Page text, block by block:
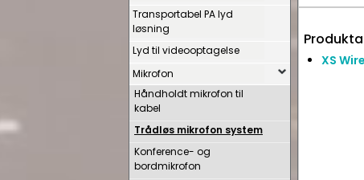
Transportabel PA lyd
løsning
Lyd til videooptagelse
Mikrofon
Håndholdt mikrofon til
kabel
Trådløs mikrofon system
Konference- og
bordmikrofon
XS